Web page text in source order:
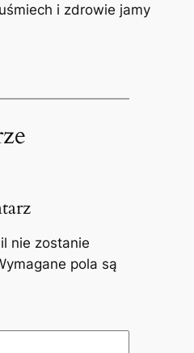
i zdrowie jamy
nie zostanie
pola są